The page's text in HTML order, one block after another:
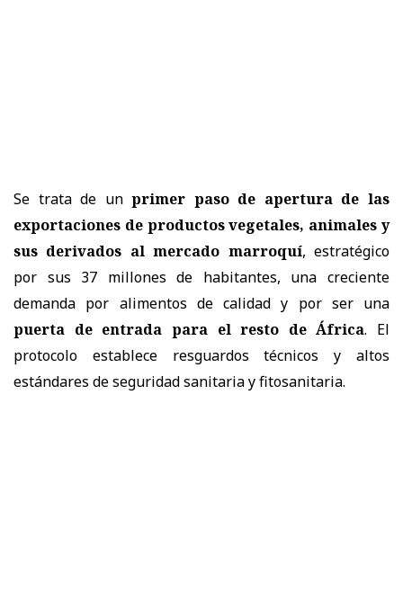
Se trata de unprimer paso de apertura de las
exportaciones de productos vegetales, animales y
sus derivados al mercado marroquí, estratégico
por sus 37 millones de habitantes, una creciente
demanda por alimentos de calidad y por ser una
puerta de entrada para el resto de África. El
protocolo establece resguardos técnicos y altos
estándares de seguridad sanitaria y fitosanitaria.